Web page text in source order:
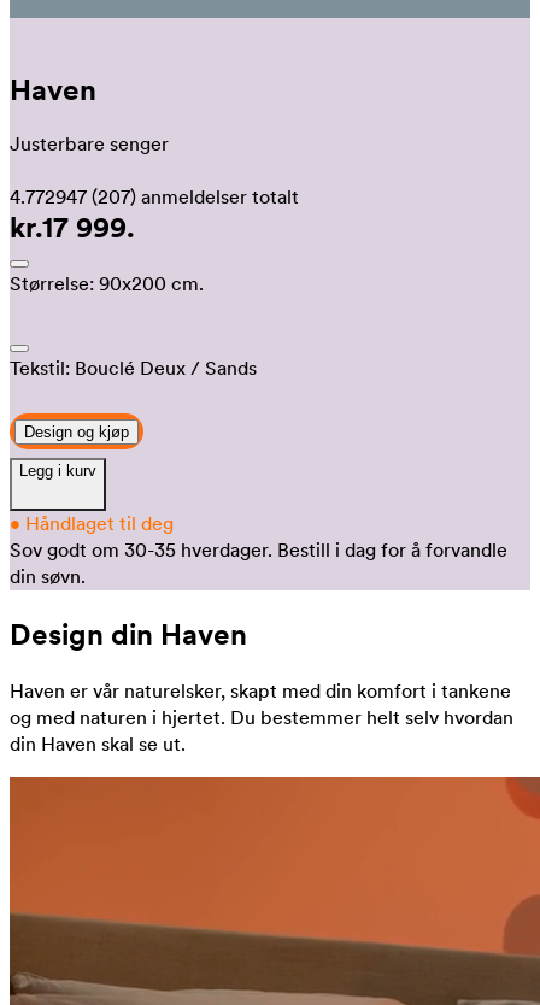
Haven
Justerbare senger
4.772947 (207) anmeldelser totalt
kr.17 999.
Størrelse: 90x200 cm.
Tekstil: Bouclé Deux / Sands
Design og kjøp
Legg i kurv
• Håndlaget til deg
Sov godt om 30-35 hverdager. Bestill i dag for å forvandle
din søvn.
Design din Haven
Haven er vår naturelsker, skapt med din komfort i tankene
og med naturen i hjertet. Du bestemmer helt selv hvordan
din Haven skal se ut.